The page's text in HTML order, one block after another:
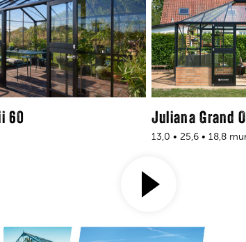
60 Juliana Grand
13,0 • 25,6 • 18,8